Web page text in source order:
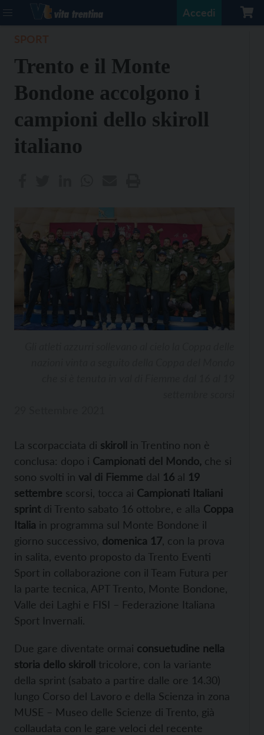
Accedi
Trento e il Monte
Bondone accolgono i
campioni dello skiroll
italiano
La scorpacciata di skiroll in Trentino non è
conclusa: dopo i Campionati del Mondo, che si
sono svolti in val di Fiemme dal 16 al 19
settembre scorsi, tocca ai Campionati Italiani
sprintdi Trento sabato 16 ottobre, e alla Coppa
Italia in programma sul Monte Bondone il
giorno successivo, domenica 17 , con la prova
in salita, evento proposto da Trento Eventi
Sport in collaborazione con il Team Futura per
la parte tecnica, APT Trento, Monte Bondone,
Valle dei Laghi e FISI – Federazione Italiana
Sport Invernali.
Due gare diventate ormai consuetudine nella
storia dello skiroll tricolore, con la variante
della sprint (sabato a partire dalle ore 14.30)
lungo Corso del Lavoro e della Scienza in zona
MUSE – Museo delle Scienze di Trento, già
collaudata con le gare veloci del recente